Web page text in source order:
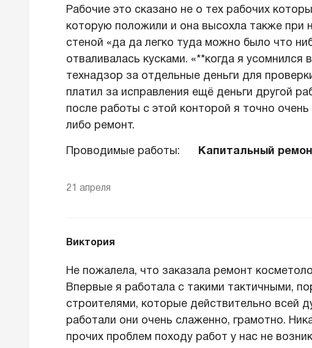
Рабочие это сказано не о тех рабочих
которую положили и она высохла также при
стеной «да да легко туда можно было что
отваливалась кусками. «**когда я усомнился
технадзор за отдельные деньги для
платил за исправления ещё деньги другой
после работы с этой конторой я точно
либо ремонт.
Проводимые работы: Капитальный
21 апреля
Виктория
Не пожалела, что заказала ремонт
Впервые я работала с такими тактичными,
строителями, которые действительно всей
работали они очень слаженно, грамотно.
прочих проблем походу работ у нас не